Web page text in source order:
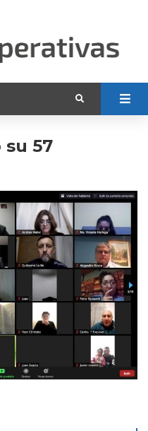
su 57